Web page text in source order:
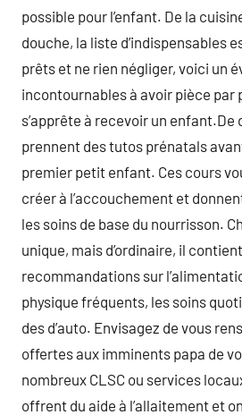
possible pour l’enfant. De la
douche, la liste d’indispensables
prêts et ne rien négliger, voici un
incontournables à avoir pièce par
s’apprête à recevoir un
prennent des tutos prénatals
premier petit enfant. Ces cours
créer à l’accouchement et
les soins de base du nourrisson.
unique, mais d’ordinaire, il
recommandations sur
physique fréquents, les soins
des d’auto. Envisagez de vous
offertes aux imminents papa de
nombreux CLSC ou services
offrent du aide à l’allaitement et